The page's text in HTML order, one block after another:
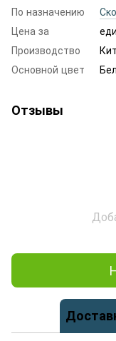
По назначению
Цена за
Производство
Основной цвет
Отзывы